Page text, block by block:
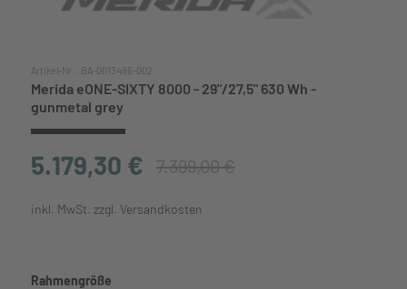
Artikel-Nr.: BA-0013486-002
Merida eONE-SIXTY 8000 - 29"/27,5" 630 Wh -
gunmetal grey
5.179,30 € 7.399,00 €
inkl. MwSt. zzgl. Versandkosten
Rahmengröße